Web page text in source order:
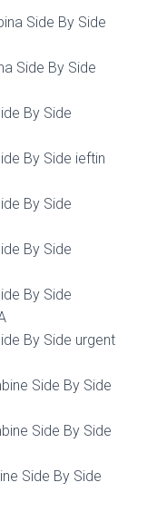
Side By Side
Side By Side
By Side
By Side ieftin
By Side
By Side
By Side
By Side urgent
Side By Side
Side By Side
Side By Side